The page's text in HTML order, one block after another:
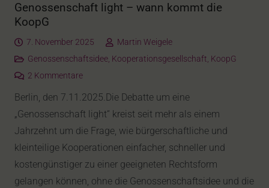
Genossenschaft light – wann kommt die
KoopG
7. November 2025
Martin Weigele
Genossenschaftsidee, Kooperationsgesellschaft, KoopG
2 Kommentare
Berlin, den 7.11.2025.Die Debatte um eine
„Genossenschaft light“ kreist seit mehr als einem
Jahrzehnt um die Frage, wie bürgerschaftliche und
kleinteilige Kooperationen einfacher, schneller und
kostengünstiger zu einer geeigneten Rechtsform
gelangen können, ohne die Genossenschaftsidee und die